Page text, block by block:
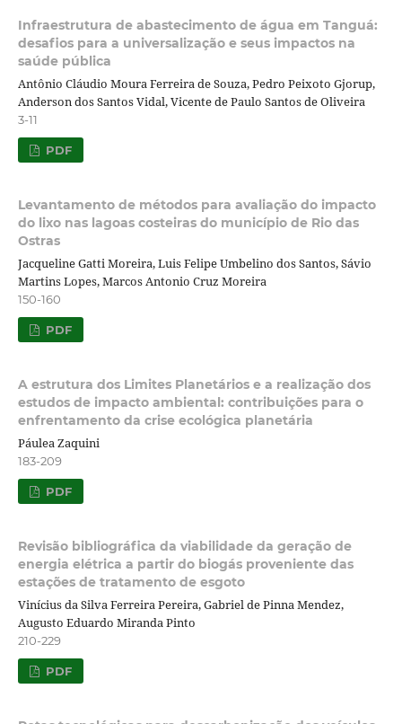
Infraestrutura de abastecimento de água em Tanguá:
desafios para a universalização e seus impactos na
saúde pública
Antônio Cláudio Moura Ferreira de Souza, Pedro Peixoto Gjorup,
Anderson dos Santos Vidal, Vicente de Paulo Santos de Oliveira
3-11
PDF
Levantamento de métodos para avaliação do impacto
do lixo nas lagoas costeiras do município de Rio das
Ostras
Jacqueline Gatti Moreira, Luis Felipe Umbelino dos Santos, Sávio
Martins Lopes, Marcos Antonio Cruz Moreira
150-160
PDF
A estrutura dos Limites Planetários e a realização dos
estudos de impacto ambiental: contribuições para o
enfrentamento da crise ecológica planetária
Páulea Zaquini
183-209
PDF
Revisão bibliográfica da viabilidade da geração de
energia elétrica a partir do biogás proveniente das
estações de tratamento de esgoto
Vinícius da Silva Ferreira Pereira, Gabriel de Pinna Mendez,
Augusto Eduardo Miranda Pinto
210-229
PDF